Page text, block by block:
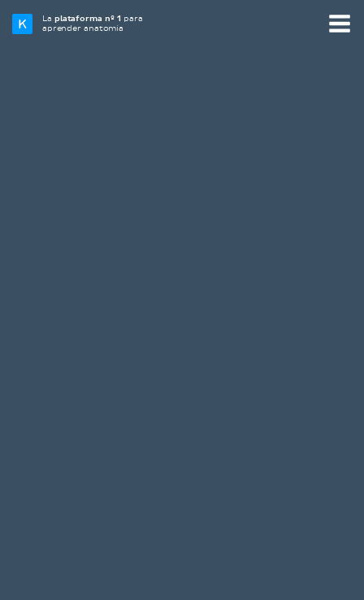
Laplataforma nº 1 para
aprender anatomía